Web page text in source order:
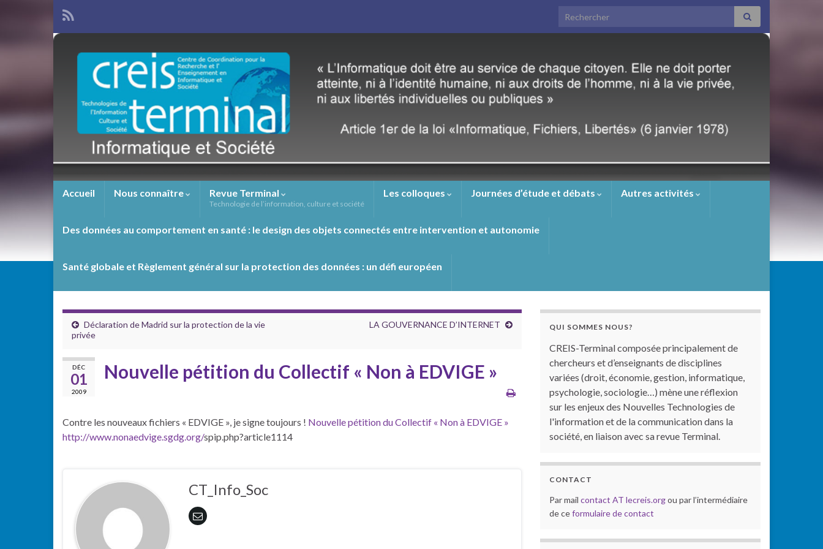
Search for:
Accueil Nous connaître Revue Terminal
Technologie de l’information, culture et société
Les colloques Journées d’étude et débats Autres activités
Des données au comportement en santé : le design des objets connectés entre intervention et autonomie
Santé globale et Règlement général sur la protection des données : un défi européen
Déclaration de Madrid sur la protection de la vie
privée
LA GOUVERNANCE D’INTERNET
DÉC
01
2009
Nouvelle pétition du Collectif « Non à EDVIGE »
Contre les nouveaux fichiers « EDVIGE », je signe toujours ! Nouvelle pétition du Collectif « Non à EDVIGE »
http://www.nonaedvige.sgdg.org/spip.php?article1114
CT_Info_Soc
QUI SOMMES NOUS?
CREIS-Terminal composée principalement de
chercheurs et d’enseignants de disciplines
variées (droit, économie, gestion, informatique,
psychologie, sociologie…) mène une réflexion
sur les enjeux des Nouvelles Technologies de
l'information et de la communication dans la
société, en liaison avec sa revue Terminal.
CONTACT
Par mail contact AT lecreis.orgou par l’intermédiaire
de ceformulaire de contact